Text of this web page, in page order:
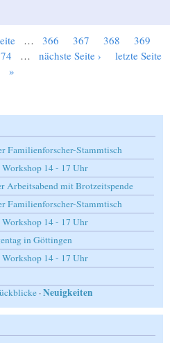
… 366 367 368 369
… nächste Seite ›
letzte Seite
»
Familienforscher-Stammtisch
14 - 17 Uhr
Arbeitsabend mit Brotzeitspende
Familienforscher-Stammtisch
14 - 17 Uhr
in Göttingen
14 - 17 Uhr
·Neuigkeiten